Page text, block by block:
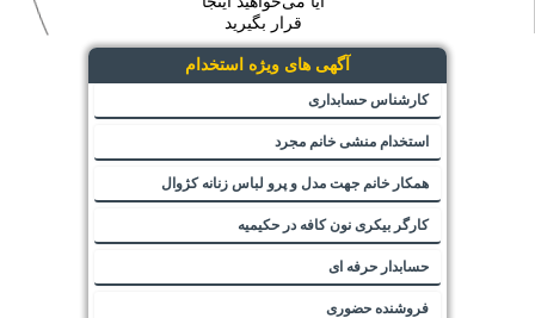
قرار بگیرید
آگهی های ویژه استخدام
کارشناس حسابداری
استخدام منشی خانم مجرد
همکار خانم جهت مدل و پرو لباس زنانه کژوال
کارگر بیکری نون کافه در حکیمیه
حسابدار حرفه ای
فروشنده حضوری